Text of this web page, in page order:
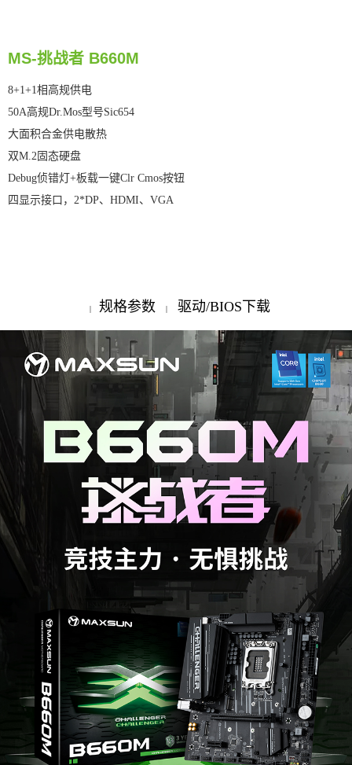
MS-挑战者 B660M
8+1+1相高规供电
50A高规Dr.Mos型号Sic654
大面积合金供电散热
双M.2固态硬盘
Debug侦错灯+板载一键Clr Cmos按钮
四显示接口，2*DP、HDMI、VGA
| 规格参数 | 驱动/BIOS下载